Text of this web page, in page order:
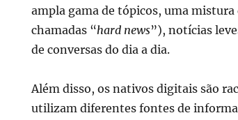
ampla gama de tópicos, uma
chamadas “hard news”), notícias
de conversas do dia a dia.
Além disso, os nativos digitais são
utilizam diferentes fontes de